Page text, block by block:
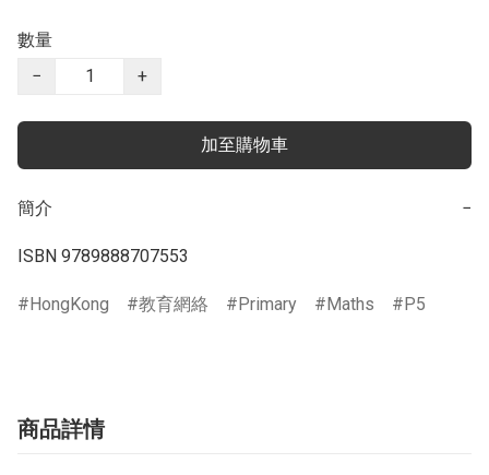
數量
−
+
加至購物車
簡介 −
ISBN 9789888707553
HongKong 教育網絡 Primary Maths P5
商品詳情